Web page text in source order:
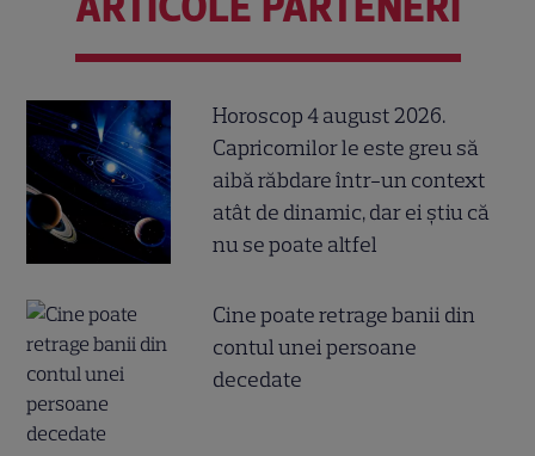
Horoscop 4 august 2026.
Capricornilor le este greu să
aibă răbdare într-un context
atât de dinamic, dar ei știu că
nu se poate altfel
Cine poate retrage banii din
contul unei persoane
decedate